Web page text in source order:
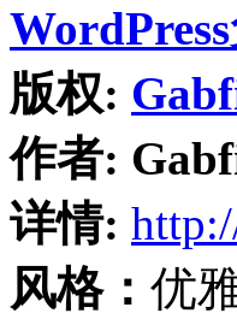
版权:
作者:
详情:
风格： 优